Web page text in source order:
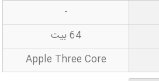
-
64 بيت
Apple Three Core